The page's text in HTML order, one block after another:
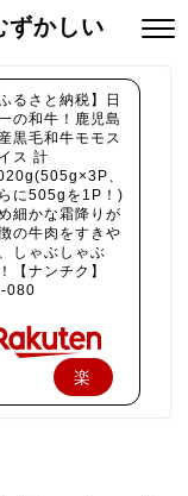
かしい
ふるさと納税】日
の和牛！鹿児島
黒毛和牛モモス
ス 計
、
に505gを1P！)
細かな霜降りが
の牛肉をすきや
しゃぶしゃぶ
【ナンチク】
080
楽